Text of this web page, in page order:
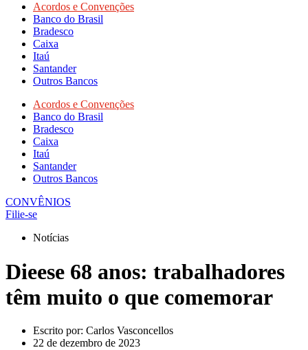
Acordos e Convenções
Banco do Brasil
Bradesco
Caixa
Itaú
Santander
Outros Bancos
Acordos e Convenções
Banco do Brasil
Bradesco
Caixa
Itaú
Santander
Outros Bancos
CONVÊNIOS
Filie-se
Notícias
Dieese 68 anos: trabalhadores
têm muito o que comemorar
Escrito por: Carlos Vasconcellos
22 de dezembro de 2023